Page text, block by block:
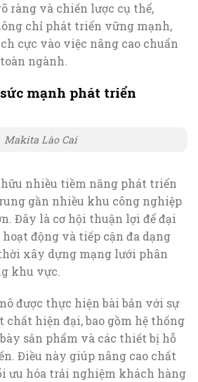
ràng và chiến lược cụ thể,
chỉ phát triển vững mạnh,
cực vào việc nâng cao chuẩn
ngành.
mạnh phát triển
Makita Lào Cai
hữu nhiều tiềm năng phát triển
gần nhiều khu công nghiệp
Đây là cơ hội thuận lợi để đại
động và tiếp cận đa dạng
xây dựng mạng lưới phân
khu vực.
được thực hiện bài bản với sự
chất hiện đại, bao gồm hệ thống
sản phẩm và các thiết bị hỗ
Điều này giúp nâng cao chất
ưu hóa trải nghiệm khách hàng